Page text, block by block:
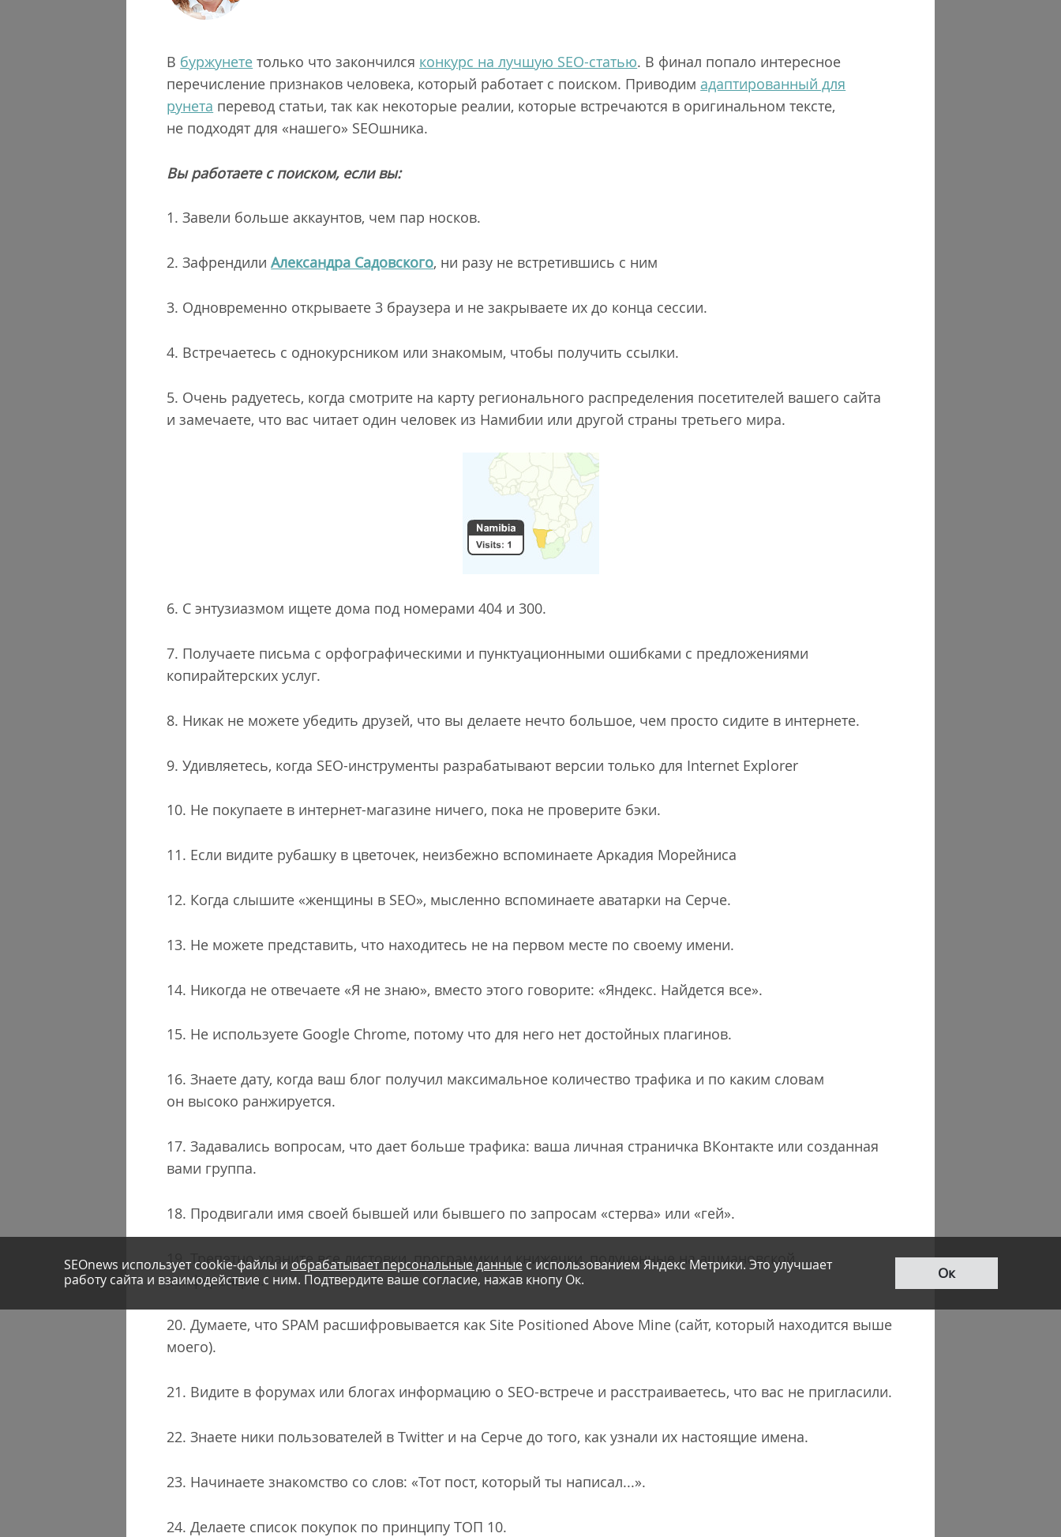
В буржунете только что закончился конкурс на лучшую SEO-статью. В финал попало интересное
перечисление признаков человека, который работает с поиском. Приводим адаптированный для
рунета перевод статьи, так как некоторые реалии, которые встречаются в оригинальном тексте,
не подходят для «нашего» SEOшника.
Вы работаете с поиском, если вы:
1. Завели больше аккаунтов, чем пар носков.
2. ЗафрендилиАлександра Садовского, ни разу не встретившись с ним
3. Одновременно открываете 3 браузера и не закрываете их до конца сессии.
4. Встречаетесь с однокурсником или знакомым, чтобы получить ссылки.
5. Очень радуетесь, когда смотрите на карту регионального распределения посетителей вашего сайта
и замечаете, что вас читает один человек из Намибии или другой страны третьего мира.
6. С энтузиазмом ищете дома под номерами 404 и 300.
7. Получаете письма с орфографическими и пунктуационными ошибками с предложениями
копирайтерских услуг.
8. Никак не можете убедить друзей, что вы делаете нечто большое, чем просто сидите в интернете.
9. Удивляетесь, когда SEO-инструменты разрабатывают версии только для Internet Explorer
10. Не покупаете в интернет-магазине ничего, пока не проверите бэки.
11. Если видите рубашку в цветочек, неизбежно вспоминаете Аркадия Морейниса
12. Когда слышите «женщины в SEO», мысленно вспоминаете аватарки на Cерче.
13. Не можете представить, что находитесь не на первом месте по своему имени.
14. Никогда не отвечаете «Я не знаю», вместо этого говорите: «Яндекс. Найдется все».
15. Не используете Google Chrome, потому что для него нет достойных плагинов.
16. Знаете дату, когда ваш блог получил максимальное количество трафика и по каким словам
он высоко ранжируется.
17. Задавались вопросам, что дает больше трафика: ваша личная страничка ВКонтакте или созданная
вами группа.
18. Продвигали имя своей бывшей или бывшего по запросам «стерва» или «гей».
19. Трепетно храните все листовки, программки и книжечки, полученные на ашмановской
конференции.
20. Думаете, что SPAM расшифровывается как Site Positioned Above Mine (сайт, который находится выше
моего).
21. Видите в форумах или блогах информацию о SEO-встрече и расстраиваетесь, что вас не пригласили.
22. Знаете ники пользователей в Twitter и на Cерче до того, как узнали их настоящие имена.
23. Начинаете знакомство со слов: «Тот пост, который ты написал...».
24. Делаете список покупок по принципу ТОП 10.
SEOnews использует cookie-файлы и обрабатывает персональные данныес использованием Яндекс Метрики. Это улучшает
работу сайта и взаимодействие с ним. Подтвердите ваше согласие, нажав кнопу Ок.
Ок